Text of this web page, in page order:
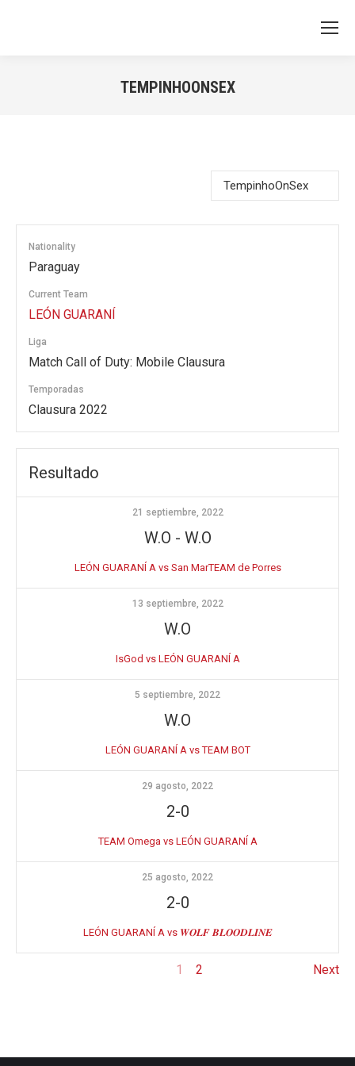
TEMPINHOONSEX
Nationality
Paraguay
Current Team
LEÓN GUARANÍ
Liga
Match Call of Duty: Mobile Clausura
Temporadas
Clausura 2022
Resultado
21 septiembre, 2022
W.O - W.O
LEÓN GUARANÍ A vs San MarTEAM de Porres
13 septiembre, 2022
W.O
IsGod vs LEÓN GUARANÍ A
5 septiembre, 2022
W.O
LEÓN GUARANÍ A vs TEAM BOT
29 agosto, 2022
2-0
TEAM Omega vs LEÓN GUARANÍ A
25 agosto, 2022
2-0
LEÓN GUARANÍ A vs 𝑾𝑶𝑳𝑭 𝑩𝑳𝑶𝑶𝑫𝑳𝑰𝑵𝑬
1 2 Next